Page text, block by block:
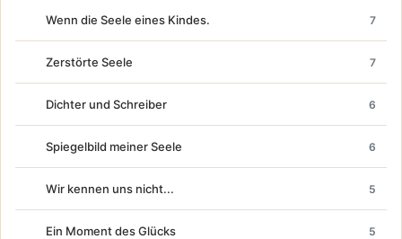
Wenn die Seele eines Kindes. 7
Zerstörte Seele 7
Dichter und Schreiber 6
Spiegelbild meiner Seele 6
Wir kennen uns nicht... 5
Ein Moment des Glücks 5